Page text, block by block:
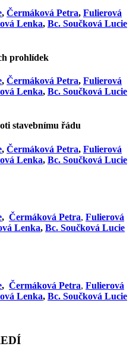
, Čermáková Petra, Fulierová
Lenka, Bc. Součková Lucie
prohlídek
, Čermáková Petra, Fulierová
Lenka, Bc. Součková Lucie
stavebnímu řádu
, Čermáková Petra, Fulierová
Lenka, Bc. Součková Lucie
, Čermáková Petra, Fulierová
Lenka, Bc. Součková Lucie
, Čermáková Petra, Fulierová
Lenka, Bc. Součková Lucie